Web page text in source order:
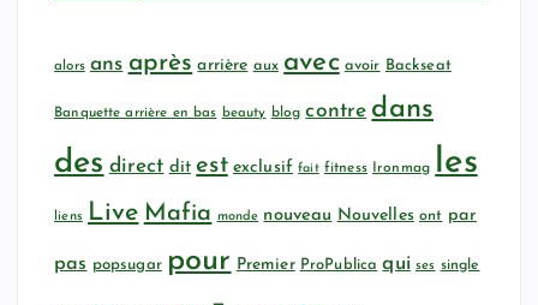
alors ans après arrière aux avec avoir Backseat
Banquette arrière en bas beauty blog contre dans
des direct dit est exclusif fait fitness Ironmag les
liens Live Mafia monde nouveau Nouvelles ont par
pas popsugar pour Premier ProPublica qui ses single